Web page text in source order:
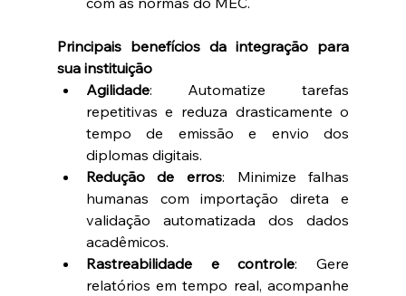
Principais benefícios da integração para
sua instituição
Agilidade: Automatize tarefas
repetitivas e reduza drasticamente o
tempo de emissão e envio dos
diplomas digitais.
Redução de erros: Minimize falhas
humanas com importação direta e
validação automatizada dos dados
acadêmicos.
Rastreabilidade e controle: Gere
relatórios em tempo real, acompanhe